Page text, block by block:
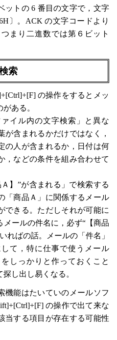
ットの 6 番目の文字で，文字
〕。ACK の文字コードより
まり二進数では第６ビット
索
の操作をするとメッ
ある。
イル内の文字検索」と異な
が含まれるかだけではなく，
の人が含まれるか，日付は何
，などの条件を組み合わせて
】”が含まれる」で検索する
「商品Ａ」に関係するメール
できる。ただしそれが可能に
ールの件名に，必ず“【商品
ればの話。メールの「件名」
て，特に仕事で使うメール
しっかりと作っておくこと
し出し易くなる。
能はたいていのメールソフ
の操作で出て来な
当する項目が存在する可能性